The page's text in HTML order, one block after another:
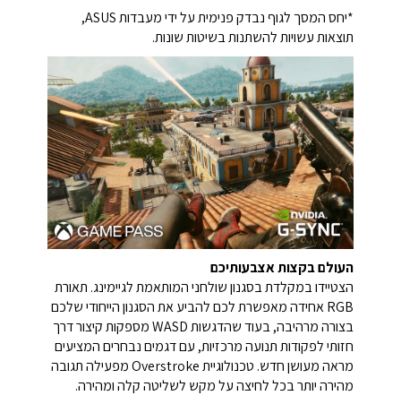
*יחס המסך לגוף נבדק פנימית על ידי מעבדות ASUS,
תוצאות עשויות להשתנות בשיטות שונות.
העולם בקצות אצבעותיכם
הצטיידו במקלדת בסגנון שולחני המותאמת לגיימינג. תאורת
RGB אחידה מאפשרת לכם להביע את הסגנון הייחודי שלכם
בצורה מרהיבה, בעוד שהדגשות WASD מספקות קיצור דרך
חזותי לפקודות תנועה מרכזיות, עם דגמים נבחרים המציעים
מראה מעושן חדש. טכנולוגיית Overstroke מפעילה תגובה
מהירה יותר בכל לחיצה על מקש לשליטה קלה ומהירה.